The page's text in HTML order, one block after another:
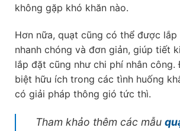
không gặp khó khăn nào.
Hơn nữa, quạt cũng có thể được
nhanh chóng và đơn giản, giúp tiết
lắp đặt cũng như chi phí nhân công.
biệt hữu ích trong các tình huống
có giải pháp thông gió tức thì.
Tham khảo thêm các mẫu